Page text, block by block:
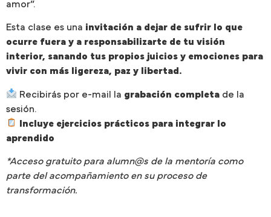
amor”.
Esta clase es una invitación a dejar de sufrir lo que
ocurre fuera y a responsabilizarte de tu visión
interior, sanando tus propios juicios y emociones para
vivir con más ligereza, paz y libertad.
Recibirás por e-mail la grabación completa de la
sesión.
Incluye ejercicios prácticos para integrar lo
aprendido
*Acceso gratuito para alumn@s de la mentoría como
parte del acompañamiento en su proceso de
transformación.